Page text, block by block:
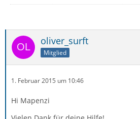
oliver_surft
Mitglied
1. Februar 2015 um 10:46
Hi Mapenzi